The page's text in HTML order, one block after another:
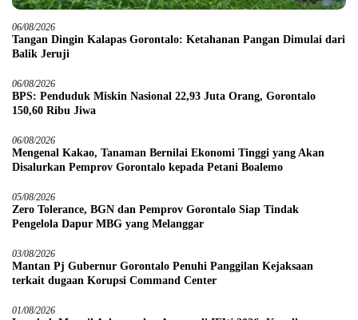
06/08/2026
Tangan Dingin Kalapas Gorontalo: Ketahanan Pangan Dimulai dari
Balik Jeruji
06/08/2026
BPS: Penduduk Miskin Nasional 22,93 Juta Orang, Gorontalo
150,60 Ribu Jiwa
06/08/2026
Mengenal Kakao, Tanaman Bernilai Ekonomi Tinggi yang Akan
Disalurkan Pemprov Gorontalo kepada Petani Boalemo
05/08/2026
Zero Tolerance, BGN dan Pemprov Gorontalo Siap Tindak
Pengelola Dapur MBG yang Melanggar
03/08/2026
Mantan Pj Gubernur Gorontalo Penuhi Panggilan Kejaksaan
terkait dugaan Korupsi Command Center
01/08/2026